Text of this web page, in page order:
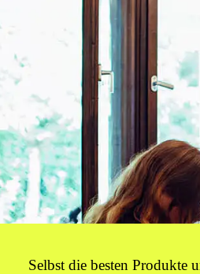
Selbst die besten Produkte